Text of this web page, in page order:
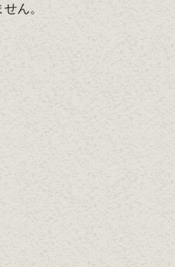
ん。